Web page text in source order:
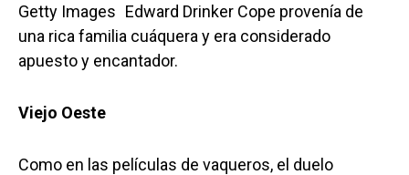
Getty Images Edward Drinker Cope provenía de
una rica familia cuáquera y era considerado
apuesto y encantador.
Viejo Oeste
Como en las películas de vaqueros, el duelo